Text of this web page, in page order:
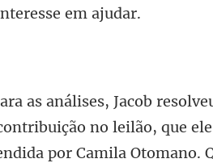
no leilão, que
por Camila Otoma